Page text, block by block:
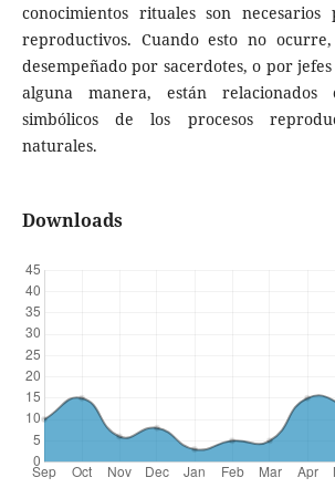
conocimientos rituales son necesarios
reproductivos. Cuando esto no
desempeñado por sacerdotes, o por
alguna manera, están relacionados
simbólicos de los procesos
naturales.
Downloads